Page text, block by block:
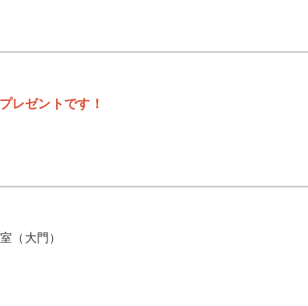
ゼントです！
（大門）